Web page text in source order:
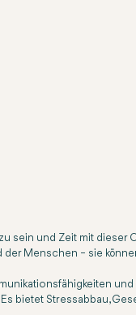
sein und Zeit mit
Menschen – sie
bietet Stressabbau,